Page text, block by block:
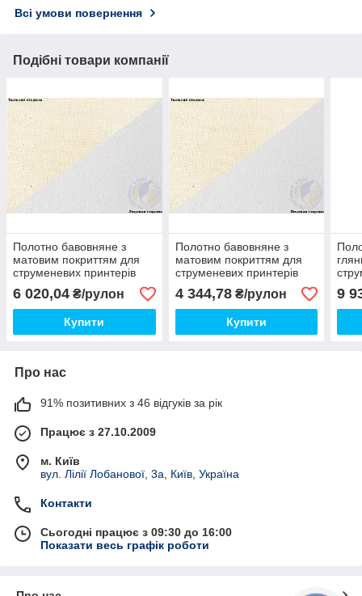
Всі умови повернення
Подібні товари компанії
Полотно бавовняне з
матовим покриттям для
струменевих принтерів
350 г/м2, 1270 мм х 18
метрів
6 020,04 ₴/рулон
Купити
Полотно бавовняне з
матовим покриттям для
струменевих принтерів
350 г/м2, 914 мм х 18
метрів
4 344,78₴/рулон
Купити
360
9
Про нас
91% позитивних з 46 відгуків за рік
Працює з 27.10.2009
м. Київ
вул. Лілії Лобанової, 3а, Київ, Україна
Контакти
Сьогодні працює з 09:30 до 16:00
Показати весь графік роботи